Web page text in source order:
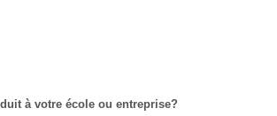
à votre école ou entreprise?